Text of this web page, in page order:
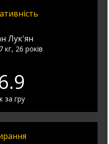
Лук'ян
кг, 26 років
за гру